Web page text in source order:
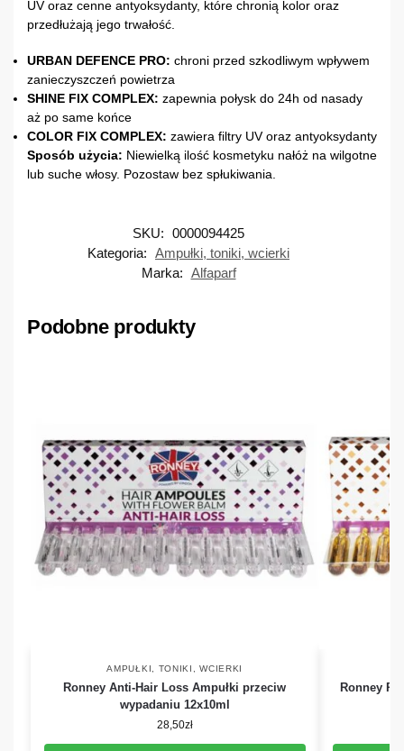
UV oraz cenne antyoksydanty, które chronią kolor oraz
przedłużają jego trwałość.
URBAN DEFENCE PRO: chroni przed szkodliwym wpływem
zanieczyszczeń powietrza
SHINE FIX COMPLEX: zapewnia połysk do 24h od nasady
aż po same końce
COLOR FIX COMPLEX: zawiera filtry UV oraz antyoksydanty
Sposób użycia: Niewielką ilość kosmetyku nałóż na wilgotne
lub suche włosy. Pozostaw bez spłukiwania.
SKU: 0000094425
Kategoria: Ampułki, toniki, wcierki
Marka: Alfaparf
Podobne produkty
AMPUŁKI, TONIKI, WCIERKI
Ronney Anti-Hair Loss Ampułki przeciw
wypadaniu 12x10ml
28,50zł
Ronney